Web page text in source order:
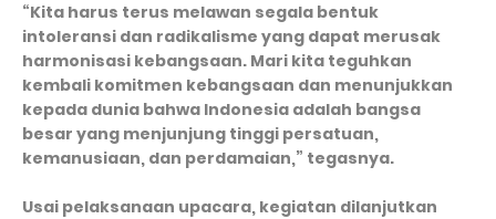
“Kita harus terus melawan segala bentuk
intoleransi dan radikalisme yang dapat merusak
harmonisasi kebangsaan. Mari kita teguhkan
kembali komitmen kebangsaan dan menunjukkan
kepada dunia bahwa Indonesia adalah bangsa
besar yang menjunjung tinggi persatuan,
kemanusiaan, dan perdamaian,” tegasnya.
Usai pelaksanaan upacara, kegiatan dilanjutkan